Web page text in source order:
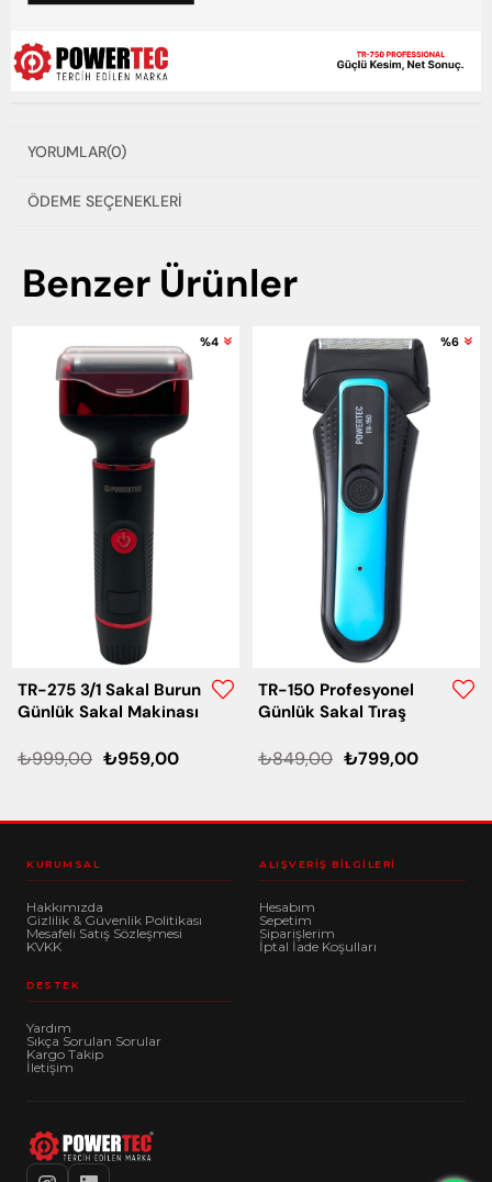
YORUMLAR(0)
ÖDEME SEÇENEKLERI
Benzer Ürünler
TR-275 3/1 Sakal Burun
Günlük Sakal Makinası
₺959,00
₺999,00
%4
TR-150 Profesyonel
Günlük Sakal Tıraş
₺799,00
₺849,00
%6
KURUMSAL
Hakkımızda
Gizlilik & Güvenlik Politikası
Mesafeli Satış Sözleşmesi
KVKK
ALIŞVERIŞ BILGILERI
Hesabım
Sepetim
Siparişlerim
İptal İade Koşulları
DESTEK
Yardım
Sıkça Sorulan Sorular
Kargo Takip
İletişim